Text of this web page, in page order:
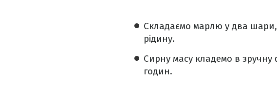
Складаємо марлю у два шари,
рідину.
Сирну масу кладемо в
годин.